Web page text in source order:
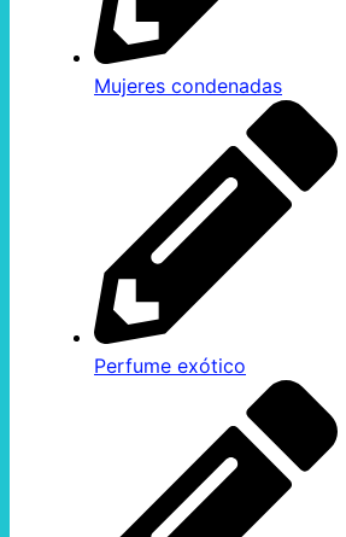
Mujeres condenadas
Perfume exótico